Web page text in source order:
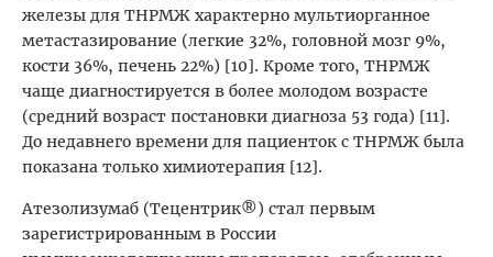
железы для ТНРМЖ характерно мультиорганное
метастазирование (легкие 32%, головной мозг 9%,
кости 36%, печень 22%) [10]. Кроме того, ТНРМЖ
чаще диагностируется в более молодом возрасте
(средний возраст постановки диагноза 53 года) [11].
До недавнего времени для пациенток с ТНРМЖ была
показана только химиотерапия [12].
Атезолизумаб (Тецентрик®) стал первым
зарегистрированным в России